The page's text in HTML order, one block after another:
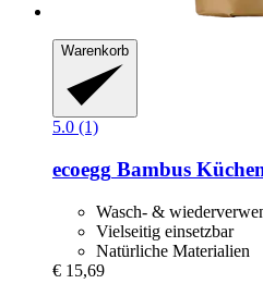
Warenkorb
5.0 (1)
ecoegg Bambus
Wasch- &
Vielseitig einsetzbar
Natürliche Materialien
€ 15,69